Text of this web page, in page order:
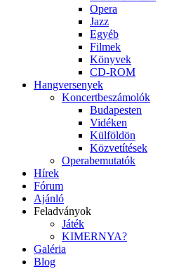
Opera
Jazz
Egyéb
Filmek
Könyvek
CD-ROM
Hangversenyek
Koncertbeszámolók
Budapesten
Vidéken
Külföldön
Közvetítések
Operabemutatók
Hírek
Fórum
Ajánló
Feladványok
Játék
KIMERNYA?
Galéria
Blog